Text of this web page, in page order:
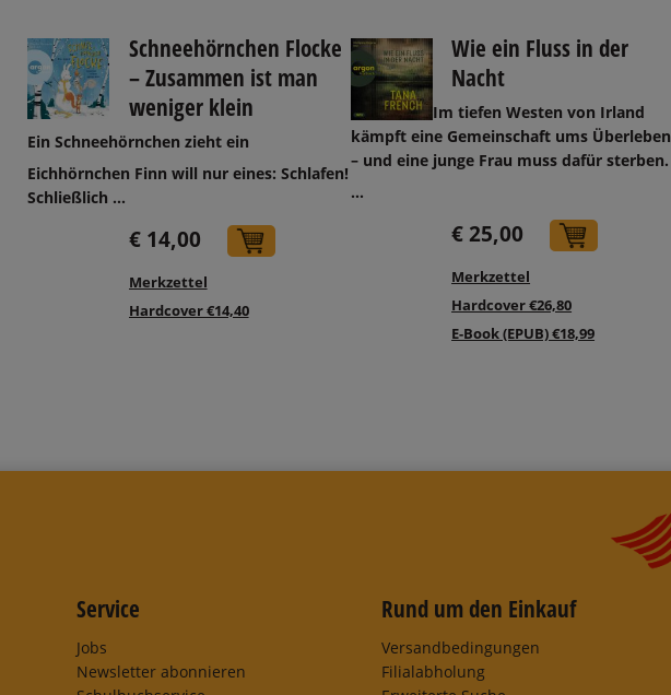
Schneehörnchen Flocke
– Zusammen ist man
weniger klein
Ein Schneehörnchen zieht ein
Eichhörnchen Finn will nur eines: Schlafen!
Schließlich ...
€ 14,00
Merkzettel
Hardcover €14,40
Wie ein Fluss in der
Nacht
Im tiefen Westen von Irland
kämpft eine Gemeinschaft ums Überleben
– und eine junge Frau muss dafür sterben.
...
€ 25,00
Merkzettel
Hardcover €26,80
E-Book (EPUB) €18,99
Service
Jobs
Newsletter abonnieren
Rund um den Einkauf
Versandbedingungen
Filialabholung